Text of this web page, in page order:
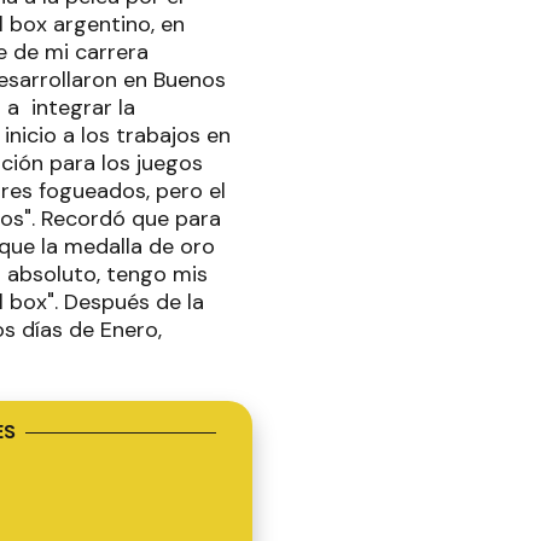
box argentino, en
de mi carrera
en Buenos
a integrar la
a los trabajos en
para los juegos
fogueados, pero el
Recordó que para
la medalla de oro
tengo mis
Después de la
días de Enero,